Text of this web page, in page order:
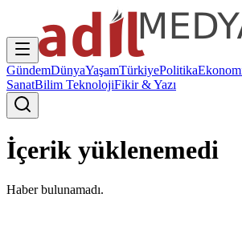
GündemDünyaYaşamTürkiyePolitika
SanatBilim TeknolojiFikir & Yazı
İçerik yüklenemedi
Haber bulunamadı.